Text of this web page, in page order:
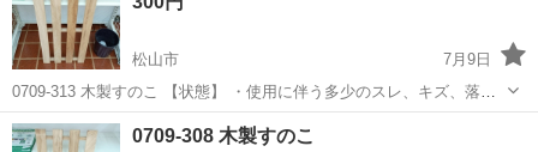
松山市
7月9日
0709-313 木製すのこ 【状態】 ・使用に伴う多少のスレ、キズ、落と
しきれない汚れなどございます ・詳細は現地でご確認ください ・お値
引きは出来かねますのでご了承願います ※中古品のため、状態につい
愛媛 松山市 収納家具 すのこ
0709-308 木製すのこ